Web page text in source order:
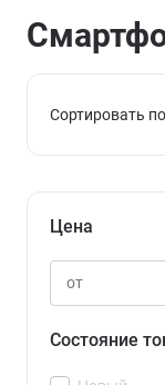
Сортировать
Цена
Состояние